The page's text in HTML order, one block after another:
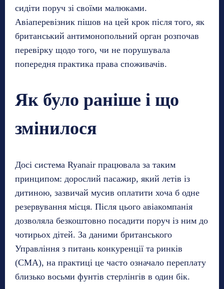
сидіти поруч зі своїми малюками.
Авіаперевізник пішов на цей крок після того, як
британський антимонопольний орган розпочав
перевірку щодо того, чи не порушувала
попередня практика права споживачів.
Як було раніше і що
змінилося
Досі система Ryanair працювала за таким
принципом: дорослий пасажир, який летів із
дитиною, зазвичай мусив оплатити хоча б одне
резервування місця. Після цього авіакомпанія
дозволяла безкоштовно посадити поруч із ним до
чотирьох дітей. За даними британського
Управління з питань конкуренції та ринків
(CMA), на практиці це часто означало переплату
близько восьми фунтів стерлінгів в один бік.